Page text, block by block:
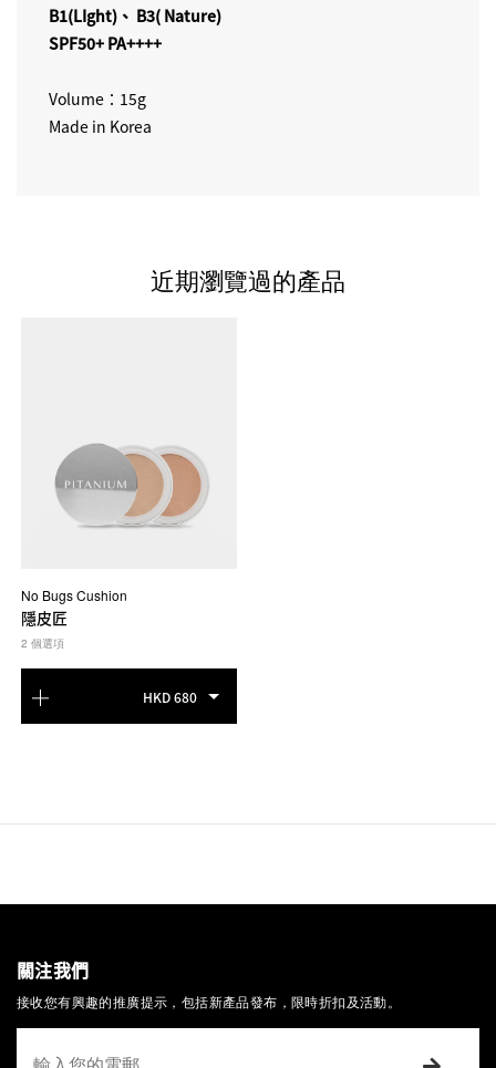
B1(LIght)、 B3( Nature)
SPF50+ PA++++
Volume：15g
Made in Korea
近期瀏覽過的產品
No Bugs Cushion
隱皮匠
2 個選項
HKD 680
關注我們
接收您有興趣的推廣提示，包括新產品發布，限時折扣及活動。